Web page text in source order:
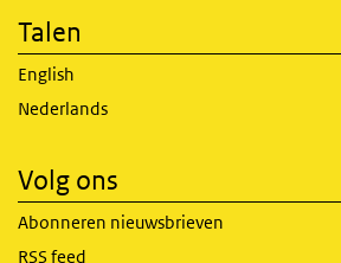
Talen
English
Nederlands
Volg ons
Abonneren nieuwsbrieven
RSS feed